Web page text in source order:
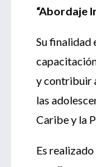
“Abordaje
Su finalidad
y contribuir
las
Caribe y la
Es